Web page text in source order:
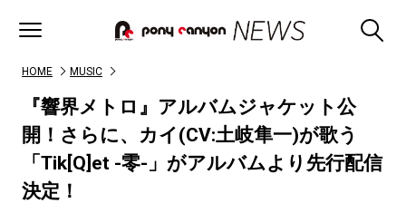
HOME MUSIC
『響界メトロ』アルバムジャケット公
開！さらに、カイ(CV:土岐隼一)が歌う
「Tik[Q]et -零-」がアルバムより先行配信
決定！